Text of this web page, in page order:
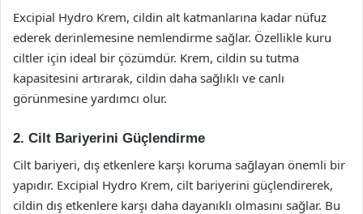
Excipial Hydro Krem, cildin alt katmanlarına kadar nüfuz
ederek derinlemesine nemlendirme sağlar. Özellikle kuru
ciltler için ideal bir çözümdür. Krem, cildin su tutma
kapasitesini artırarak, cildin daha sağlıklı ve canlı
görünmesine yardımcı olur.
2. Cilt Bariyerini Güçlendirme
Cilt bariyeri, dış etkenlere karşı koruma sağlayan önemli bir
yapıdır. Excipial Hydro Krem, cilt bariyerini güçlendirerek,
cildin dış etkenlere karşı daha dayanıklı olmasını sağlar. Bu